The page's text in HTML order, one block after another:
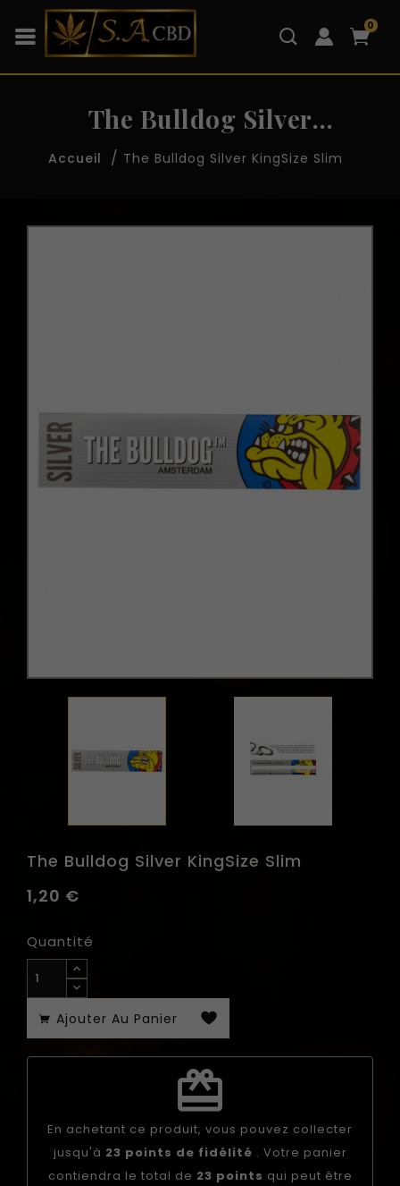
0
The Bulldog Silver
KingSize Slim
Accueil The Bulldog Silver KingSize Slim
The Bulldog Silver KingSize Slim
1,20 €
Quantité
Ajouter Au Panier
redeem
En achetant ce produit, vous pouvez collecter
jusqu'à 23 points de fidélité . Votre panier
contiendra le total de 23 points qui peut être